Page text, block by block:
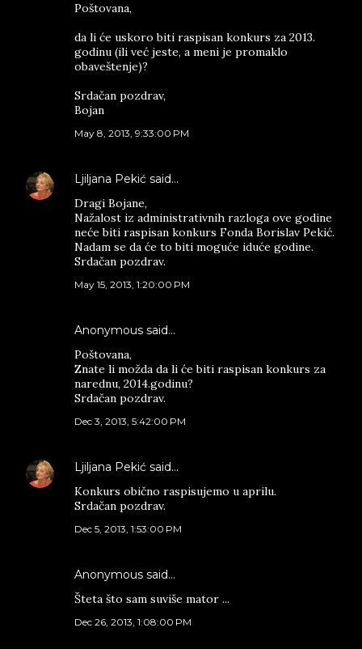
Poštovana,
da li će uskoro biti raspisan konkurs za 2013.
godinu (ili već jeste, a meni je promaklo
obaveštenje)?
Srdačan pozdrav,
Bojan
May 8, 2013, 9:33:00 PM
Ljiljana Pekić said…
Dragi Bojane,
Nažalost iz administrativnih razloga ove godine
neće biti raspisan konkurs Fonda Borislav Pekić.
Nadam se da će to biti moguće iduće godine.
Srdačan pozdrav.
May 15, 2013, 1:20:00 PM
Anonymous said…
Poštovana,
Znate li možda da li će biti raspisan konkurs za
narednu, 2014.godinu?
Srdačan pozdrav.
Dec 3, 2013, 5:42:00 PM
Ljiljana Pekić said…
Konkurs obično raspisujemo u aprilu.
Srdačan pozdrav.
Dec 5, 2013, 1:53:00 PM
Anonymous said…
Šteta što sam suviše mator ...
Dec 26, 2013, 1:08:00 PM